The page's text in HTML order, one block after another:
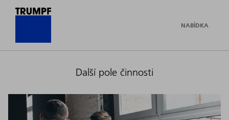
NABÍDKA
Další pole činnosti